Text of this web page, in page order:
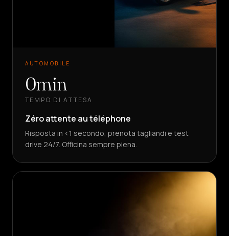
AUTOMOBILE
0min
TEMPO DI ATTESA
Zéro attente au téléphone
Risposta in <1 secondo, prenota tagliandi e test
drive 24/7. Officina sempre piena.